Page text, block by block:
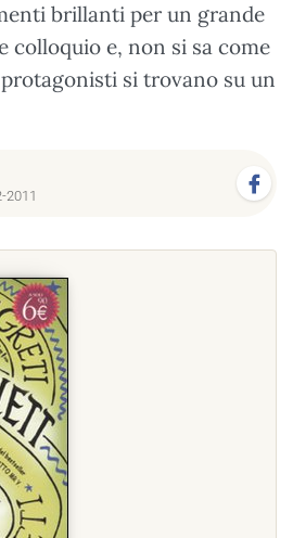
brillanti per un grande
colloquio e, non si sa come
si trovano su un
2011